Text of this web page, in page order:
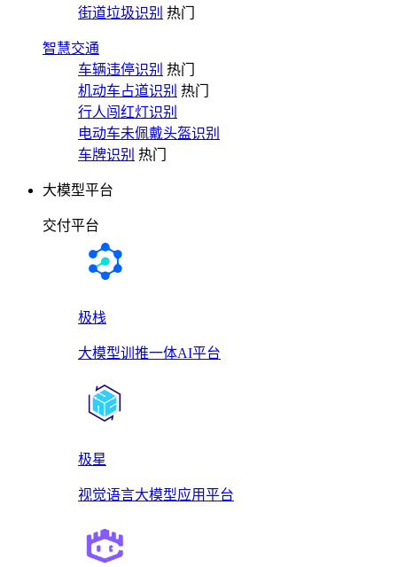
街道垃圾识别 热门
智慧交通
车辆违停识别 热门
机动车占道识别 热门
行人闯红灯识别
电动车未佩戴头盔识别
车牌识别 热门
大模型平台
交付平台
极栈
大模型训推一体AI平台
极星
视觉语言大模型应用平台